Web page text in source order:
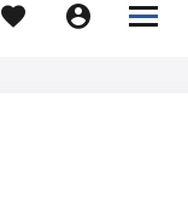
  

